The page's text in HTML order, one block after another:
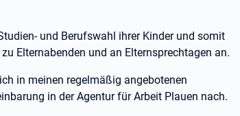
und Berufswahl ihrer Kinder und somit
Elternabenden und an Elternsprechtagen an.
in meinen regelmäßig angebotenen
in der Agentur für Arbeit Plauen nach.